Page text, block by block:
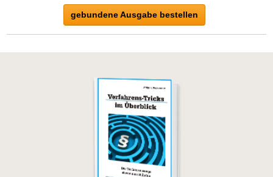
gebundene Ausgabe bestellen